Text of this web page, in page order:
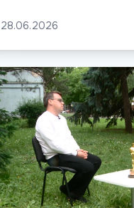
28.06.2026